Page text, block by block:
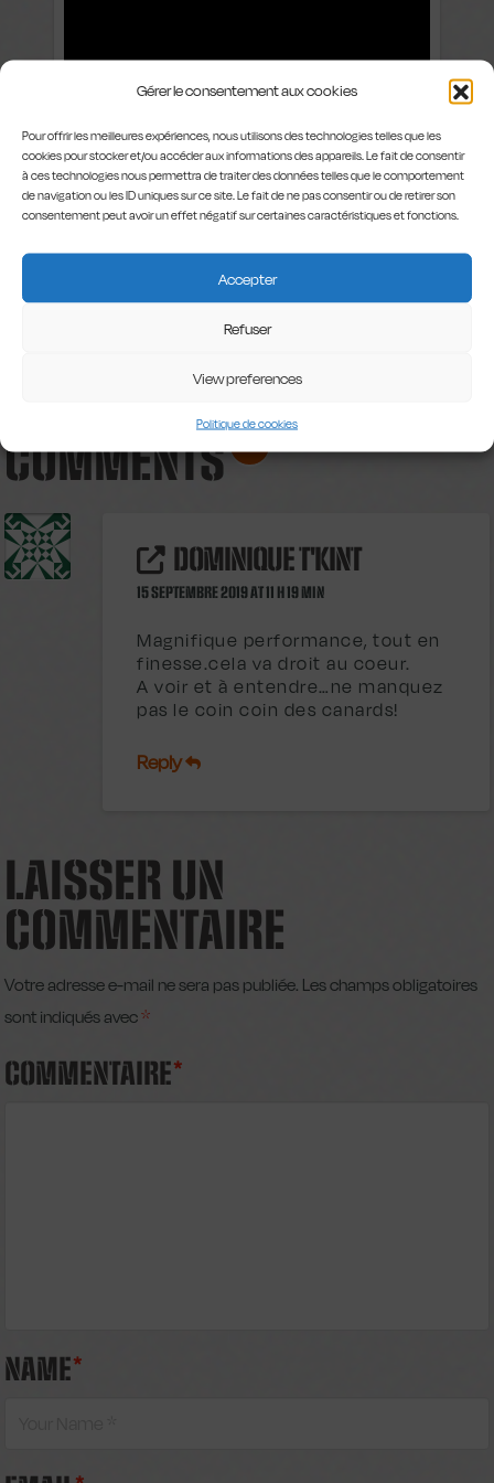
Gérer le consentement aux cookies
Pour offrir les meilleures expériences, nous utilisons des technologies telles que les
cookies pour stocker et/ou accéder aux informations des appareils. Le fait de consentir
à ces technologies nous permettra de traiter des données telles que le comportement
de navigation ou les ID uniques sur ce site. Le fait de ne pas consentir ou de retirer son
consentement peut avoir un effet négatif sur certaines caractéristiques et fonctions.
Accepter
Refuser
View preferences
Politique de cookies
Mute est un projet soutenu
Passion de Namur.
COMMENTS
DOMINIQUE T'KINT
15 SEPTEMBRE 2019 AT 11 H 19 MIN
Magnifique performance, tout en
finesse.cela va droit au coeur.
A voir et à entendre…ne manquez
pas le coin coin des canards!
Reply
LAISSER UN
COMMENTAIRE
Votre adresse e-mail ne sera pas publiée. Les champs obligatoires
sont indiqués avec*
COMMENTAIRE*
NAME*